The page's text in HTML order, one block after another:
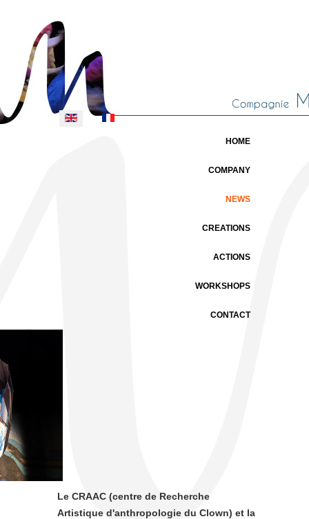
Select your language
HOME
COMPANY
NEWS
CREATIONS
ACTIONS
WORKSHOPS
CONTACT
Le CRAAC (centre de Recherche
Artistique d'anthropologie du Clown) et la